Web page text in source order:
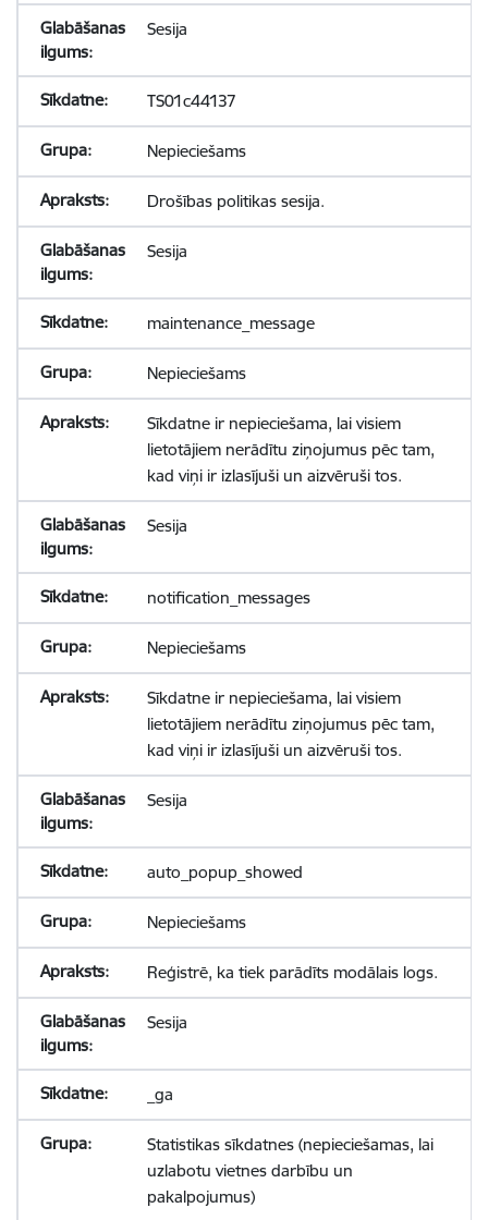
Sesija
TS01c44137
Nepieciešams
Drošības politikas sesija.
Sesija
maintenance_message
Nepieciešams
Sīkdatne ir nepieciešama, lai visiem
lietotājiem nerādītu ziņojumus pēc tam,
kad viņi ir izlasījuši un aizvēruši tos.
Sesija
notification_messages
Nepieciešams
Sīkdatne ir nepieciešama, lai visiem
lietotājiem nerādītu ziņojumus pēc tam,
kad viņi ir izlasījuši un aizvēruši tos.
Sesija
auto_popup_showed
Nepieciešams
Reģistrē, ka tiek parādīts modālais logs.
Sesija
_ga
Statistikas sīkdatnes (nepieciešamas, lai
uzlabotu vietnes darbību un
pakalpojumus)